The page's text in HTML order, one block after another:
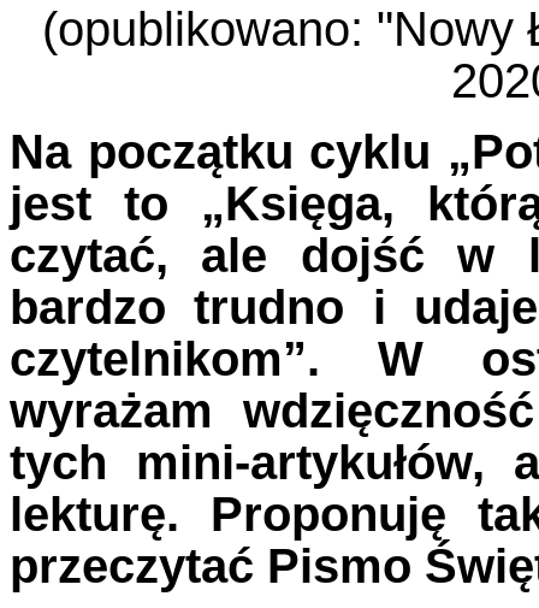
(opublikowano: "Nowy
Na początku cyklu
jest to „Księga,
czytać, ale dojść w
bardzo trudno i
czytelnikom”. W
wyrażam
tych mini-artykułów,
lekturę. Proponuję
przeczytać Pismo